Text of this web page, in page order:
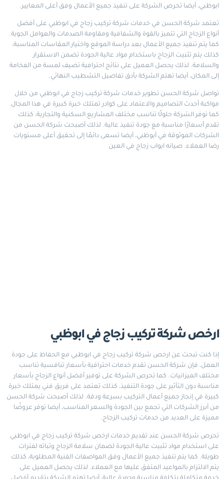
ابوظبي، أيضا تحرص الشركة على تنفيذ جميع الأعمال وفق أعلى المعايير.
تعتمد شركة الحسن في خدمات شركة تركيب زجاج في ابوظبي على أفضل
أنواع الزجاج التي تتميز بالقوة والشفافية ومقاومة الصدمات والعوامل الجوية.
كما يتم تنفيذ جميع الأعمال بعد دراسة الموقع واختيار المقاسات المناسبة،
كذلك يتم تثبيت الزجاج باستخدام مواد عالية الجودة تضمن الاستقرار
والسلامة. لذلك يحصل العميل على نتائج احترافية تضيف لمسة من الفخامة
إلى المكان، أيضا تهتم الشركة بأدق تفاصيل التشطيب النهائي.
تواصل شركة الحسن تطوير خدمات شركة تركيب زجاج في ابوظبي من خلال
مواكبة أحدث التصاميم والاعتماد على كوادر تمتلك خبرة كبيرة في هذا المجال.
كما توفر الشركة حلولًا تناسب مختلف المشاريع السكنية والتجارية، كذلك
تقدم أسعارًا مناسبة مع جودة تنفيذ عالية. لذلك أصبحت شركة الحسن من
الشركات الموثوقة في أبوظبي، أيضا تسعى دائمًا إلى تحقيق أعلى مستويات
رضا العملاء. صيانه ابواب زجاج في العين
ارخص شركة تركيب زجاج في ابوظبي
إذا كنت تبحث عن ارخص شركة تركيب زجاج في ابوظبي مع الحفاظ على جودة
العمل، فإن شركة الحسن تقدم خدمات احترافية بأسعار تنافسية تناسب
مختلف الميزانيات. كما تحرص الشركة على توفير أفضل أنواع الزجاج بأسعار
مناسبة دون التأثير على جودة التنفيذ، كذلك تعتمد على فريق فني يمتلك خبرة
كبيرة في إنجاز جميع أعمال التركيب بسرعة ودقة. لذلك أصبحت شركة الحسن
من أبرز الشركات التي تجمع بين الجودة والسعر المناسب، أيضا توفر عروضًا
مميزة على العديد من خدمات تركيب الزجاج.
تحرص شركة الحسن عند تقديم خدمات ارخص شركة تركيب زجاج في ابوظبي
على استخدام مواد تثبيت عالية الجودة لضمان سلامة الزجاج وثباته لفترات
طويلة. كما يتم تنفيذ جميع الأعمال وفق المواصفات الفنية المطلوبة، كذلك
يتم الالتزام بالمواعيد المتفق عليها مع العملاء. لذلك يحصل العميل على